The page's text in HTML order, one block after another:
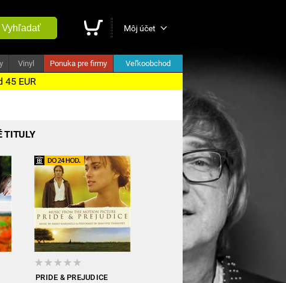
Vyhľadať Môj účet
Vinyl Ponuka pre firmy Veľkoobchod
45 EUR
TITULY
PRIDE & PREJUDICE